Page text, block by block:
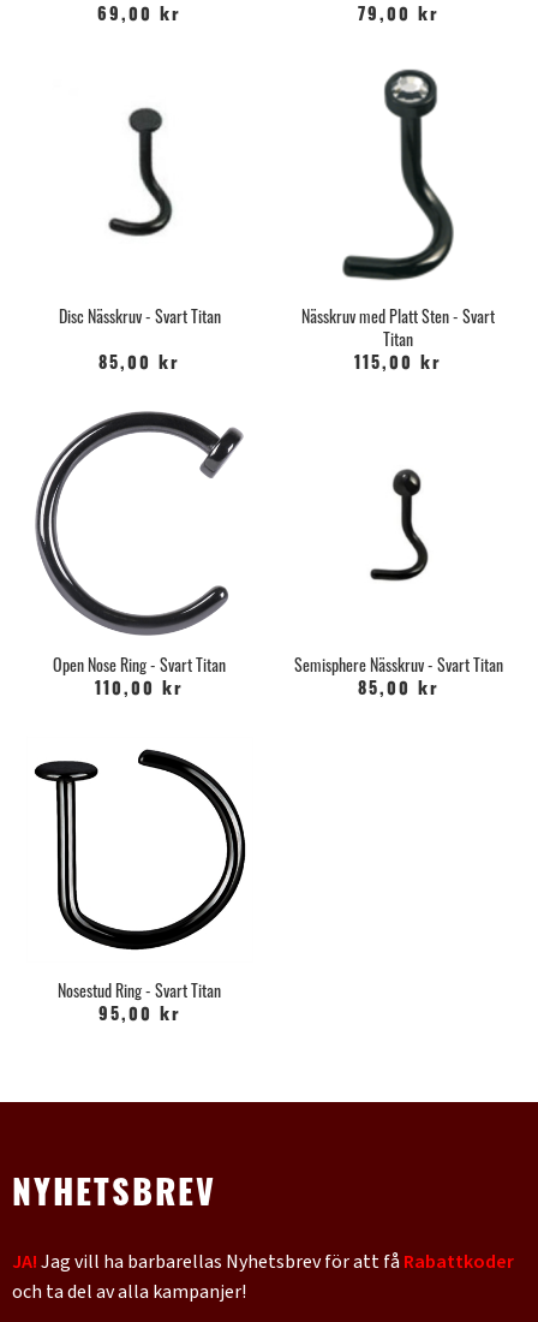
69,00 kr 79,00 kr
Disc Nässkruv - Svart Titan
85,00 kr
Nässkruv med Platt Sten - Svart
Titan
115,00 kr
Open Nose Ring - Svart Titan
110,00 kr
Semisphere Nässkruv - Svart Titan
85,00 kr
Nosestud Ring - Svart Titan
95,00 kr
NYHETSBREV
JA!Jag vill ha barbarellas Nyhetsbrev för att fåRabattkoder
och ta del av alla kampanjer!